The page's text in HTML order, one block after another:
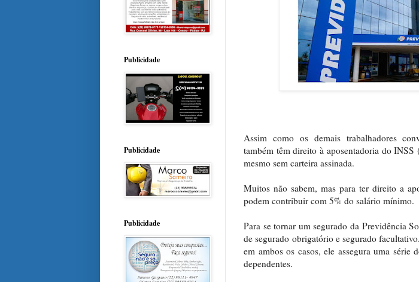
Assim como os demais trabalhadores
também têm direito à aposentadoria do
mesmo sem carteira assinada.
Muitos não sabem, mas para ter direito a
podem contribuir com 5% do salário mínimo.
Para se tornar um segurado da Previdência
de segurado obrigatório e segurado
em ambos os casos, ele assegura uma série
dependentes.
Publicidade
Publicidade
Publicidade